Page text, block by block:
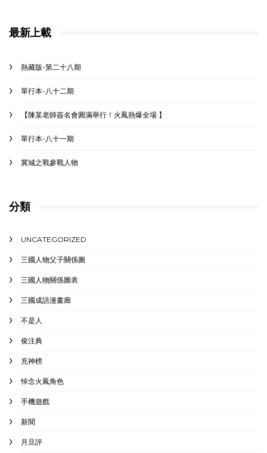
最新上載
熱藏版-第二十八期
單行本-八十二期
【陳某老師簽名會圓滿舉行！火鳳熱爆全場 】
單行本-八十一期
冀城之戰參戰人物
分類
UNCATEGORIZED
三國人物父子關係圖
三國人物關係圖表
三國成語漫畫廊
不是人
俊注典
充神榜
悼念火鳳角色
手機遊戲
新聞
月旦評